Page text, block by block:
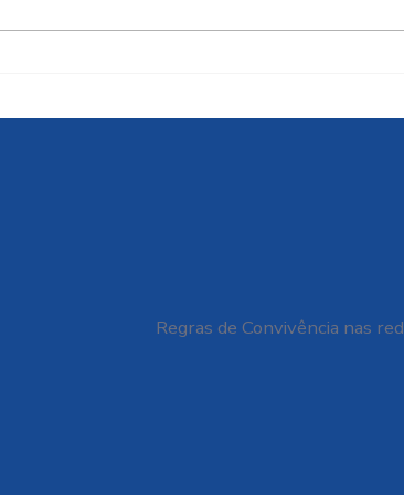
sustentáveis?
Regras de Convivência nas